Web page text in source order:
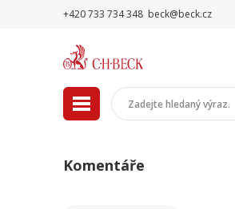
+420 733 734 348 beck@beck.cz
Komentáře